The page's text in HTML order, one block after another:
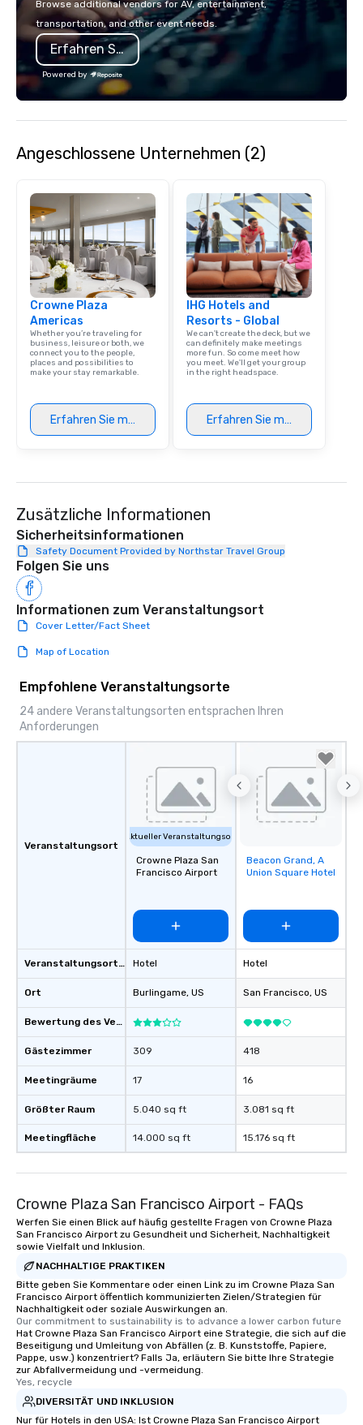
incorporate our Speedboat
Adventures into your group event
plans. Check out
www.speedboatadventures.com for
more information on taking your group
event to the water with our
though, it’s perfectly
Bats – Mallets – And
lone wolf, with a
Browse additional vendors for AV, entertainment,
transportation, and other event needs.
Erfahren Sie mehr
Powered by
Angeschlossene Unternehmen (2)
Crowne Plaza
Americas
Whether you’re traveling for
business, leisure or both, we
connect you to the people,
places and possibilities to
make your stay remarkable.
Erfahren Sie mehr
IHG Hotels and
Resorts - Global
We can't create the deck, but we
can definitely make meetings
more fun. So come meet how
you meet. We'll get your group
in the right headspace.
Erfahren Sie mehr
Zusätzliche Informationen
Sicherheitsinformationen
Safety Document Provided by Northstar Travel Group
Folgen Sie uns
Informationen zum Veranstaltungsort
Cover Letter/Fact Sheet
Map of Location
Empfohlene Veranstaltungsorte
24 andere Veranstaltungsorten entsprachen Ihren
Anforderungen
Veranstaltungsort
Veranstaltungsortstyp
Ort
Bewertung des Veranstaltungsortes
Gästezimmer
Meetingräume
Größter Raum
Meetingfläche
Aktueller Veranstaltungsort
Crowne Plaza San
Francisco Airport
Hotel
Burlingame, US
309
17
5.040 sq ft
14.000 sq ft
Removed from
favorites
Beacon Grand, A
Union Square Hotel
Hotel
San Francisco, US
418
16
3.081 sq ft
15.176 sq ft
Crowne Plaza San Francisco Airport - FAQs
Werfen Sie einen Blick auf häufig gestellte Fragen von Crowne Plaza
San Francisco Airport zu Gesundheit und Sicherheit, Nachhaltigkeit
sowie Vielfalt und Inklusion.
NACHHALTIGE PRAKTIKEN
Bitte geben Sie Kommentare oder einen Link zu im Crowne Plaza San
Francisco Airport öffentlich kommunizierten Zielen/Strategien für
Nachhaltigkeit oder soziale Auswirkungen an.
Our commitment to sustainability is to advance a lower carbon future
Hat Crowne Plaza San Francisco Airport eine Strategie, die sich auf die
Beseitigung und Umleitung von Abfällen (z. B. Kunststoffe, Papiere,
Pappe, usw.) konzentriert? Falls Ja, erläutern Sie bitte Ihre Strategie
zur Abfallvermeidung und -vermeidung.
Yes, recycle
DIVERSITÄT UND INKLUSION
Nur für Hotels in den USA: Ist Crowne Plaza San Francisco Airport